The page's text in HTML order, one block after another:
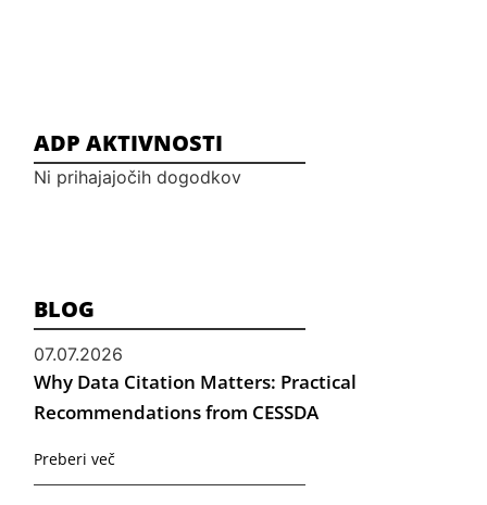
ADP AKTIVNOSTI
Ni prihajajočih dogodkov
BLOG
07.07.2026
Why Data Citation Matters: Practical
Recommendations from CESSDA
Preberi več